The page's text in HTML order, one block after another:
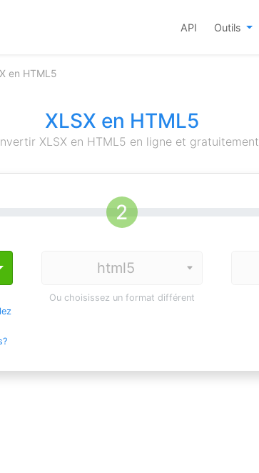
API Outils
en HTML5
XLSX en HTML5
XLSX en HTML5 en ligne et gratuitement
Dropdown
Ou choisissez un format différent